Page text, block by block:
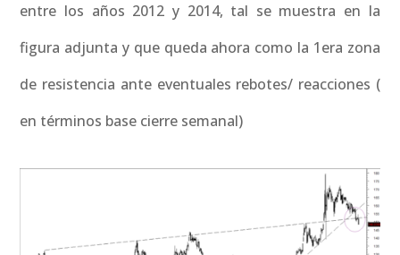
entre los años 2012 y 2014, tal se muestra en la
figura adjunta y que queda ahora como la 1era zona
de resistencia ante eventuales rebotes/ reacciones (
en términos base cierre semanal)